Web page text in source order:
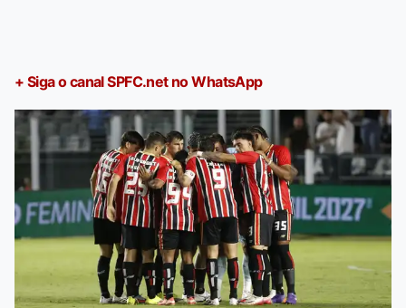
+ Siga o canal SPFC.net no WhatsApp